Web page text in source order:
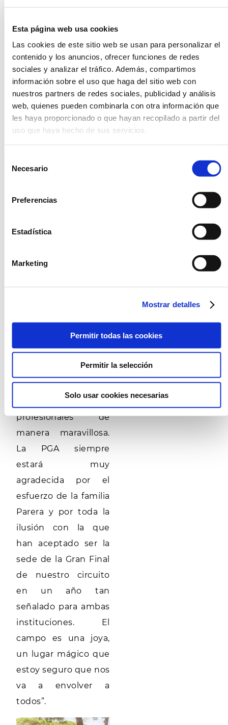
Esta página web usa cookies
Las cookies de este sitio web se usan para personalizar el
contenido y los anuncios, ofrecer funciones de redes
sociales y analizar el tráfico. Además, compartimos
información sobre el uso que haga del sitio web con
nuestros partners de redes sociales, publicidad y análisis
web, quienes pueden combinarla con otra información que
les haya proporcionado o que hayan recopilado a partir del
uso que haya hecho de sus servicios.
Necesario
Preferencias
Estadística
Marketing
Mostrar detalles
Permitir todas las cookies
Permitir la selección
Solo usar cookies necesarias
durante todo el año
económico para todo
el Empordà, dando
vida a numerosos
establecimientos de
la zona y
promocionando un
turismo
desestacionalizado y
sostenible.
presidente de la PGA
emocionante
50 años de historia,
especial, con la
historia de golf de
Pals. Es un campo
espectacular que
recibe a los
profesionales de
manera maravillosa.
La PGA siempre
estará muy
agradecida por el
esfuerzo de la familia
Parera y por toda la
ilusión con la que
han aceptado ser la
sede de la Gran Final
de nuestro circuito
en un año tan
señalado para ambas
instituciones. El
campo es una joya,
un lugar mágico que
estoy seguro que nos
va a envolver a
todos”.